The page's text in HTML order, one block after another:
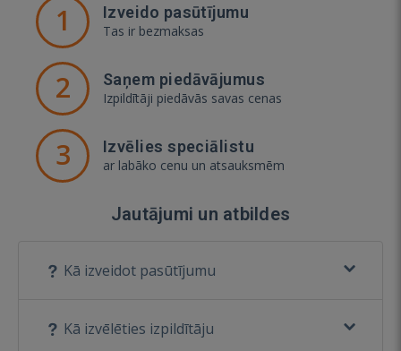
1 Izveido pasūtījumu
Tas ir bezmaksas
2 Saņem piedāvājumus
Izpildītāji piedāvās savas cenas
3 Izvēlies speciālistu
ar labāko cenu un atsauksmēm
Jautājumi un atbildes
Kā izveidot pasūtījumu
Kā izvēlēties izpildītāju